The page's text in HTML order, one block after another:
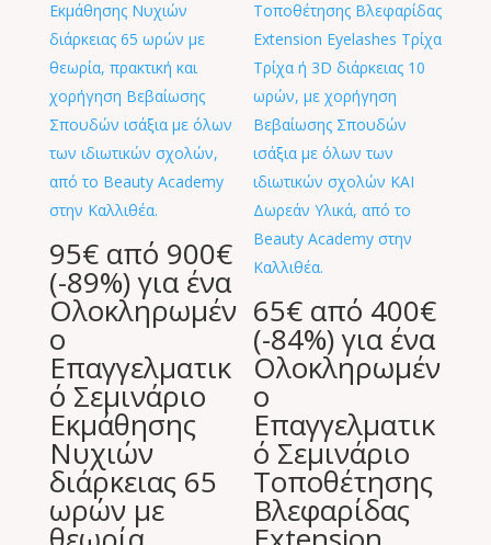
95€ από 900€
(-89%) για ένα
Ολοκληρωμέν
ο
Επαγγελματικ
ό Σεμινάριο
Εκμάθησης
Νυχιών
διάρκειας 65
ωρών με
65€ από 400€
(-84%) για ένα
Ολοκληρωμέν
ο
Επαγγελματικ
ό Σεμινάριο
Τοποθέτησης
Βλεφαρίδας